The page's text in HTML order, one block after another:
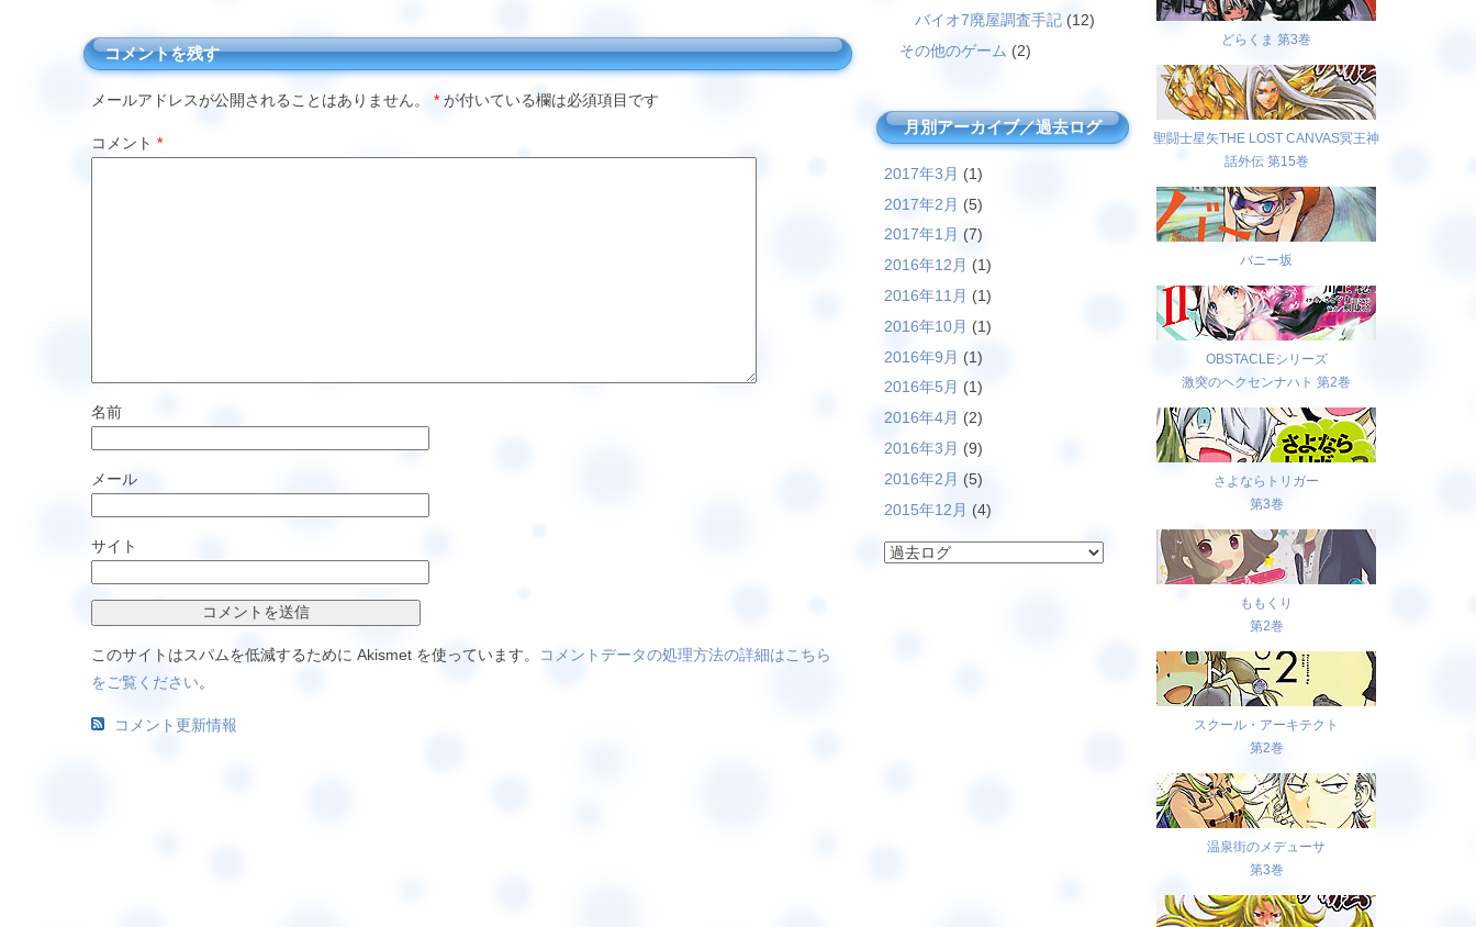
コメントを残す
メールアドレスが公開されることはありません。 * が付いている欄は必須項目です
コメント *
名前
メール
サイト
このサイトはスパムを低減するために Akismet を使っています。
コメントデータの処理方法の詳細はこちら
をご覧ください。
コメント更新情報
バイオ7廃屋調査手記 (12)
その他のゲーム (2)
月別アーカイブ／過去ログ
2017年3月 (1)
2017年2月 (5)
2017年1月 (7)
2016年12月 (1)
2016年11月 (1)
2016年10月 (1)
2016年9月 (1)
2016年5月 (1)
2016年4月 (2)
2016年3月 (9)
2016年2月 (5)
2015年12月 (4)
どらくま 第3巻
聖闘士星矢THE LOST CANVAS冥王神
話外伝 第15巻
バニー坂
OBSTACLEシリーズ
激突のヘクセンナハト 第2巻
さよならトリガー
第3巻
ももくり
第2巻
スクール・アーキテクト
第2巻
温泉街のメデューサ
第3巻